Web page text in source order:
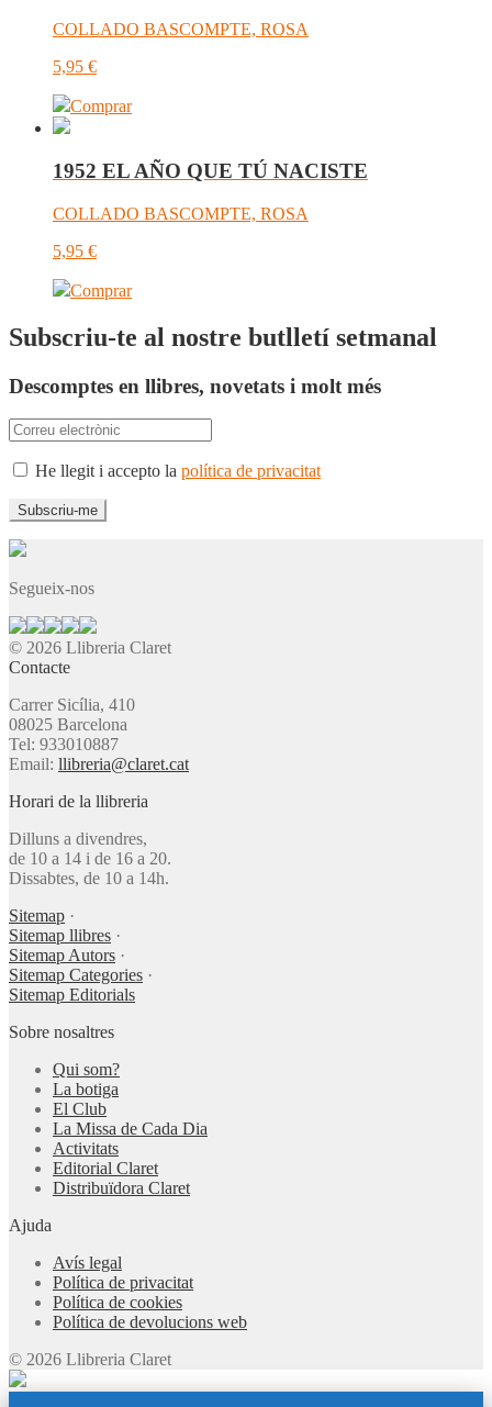
COLLADO BASCOMPTE, ROSA
5,95 €
Comprar
1952 EL AÑO QUE TÚ NACISTE
COLLADO BASCOMPTE, ROSA
5,95 €
Comprar
Subscriu-te al nostre butlletí setmanal
Descomptes en llibres, novetats i molt més
He llegit i accepto la política de privacitat
Segueix-nos
© 2026 Llibreria Claret
Contacte
Carrer Sicília, 410
08025 Barcelona
Tel: 933010887
Email: llibreria@claret.cat
Horari de la llibreria
Dilluns a divendres,
de 10 a 14 i de 16 a 20.
Dissabtes, de 10 a 14h.
Sitemap ·
Sitemap llibres ·
Sitemap Autors ·
Sitemap Categories ·
Sitemap Editorials
Sobre nosaltres
Qui som?
La botiga
El Club
La Missa de Cada Dia
Activitats
Editorial Claret
Distribuïdora Claret
Ajuda
Avís legal
Política de privacitat
Política de cookies
Política de devolucions web
© 2026 Llibreria Claret